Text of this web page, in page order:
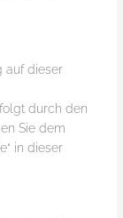
auf dieser
durch den
Sie dem
in dieser